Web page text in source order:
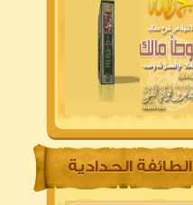
الطائفة الحدادية